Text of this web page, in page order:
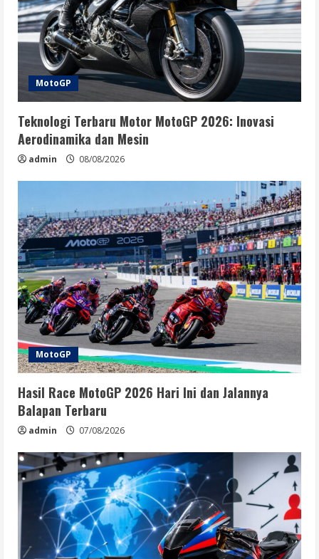
MotoGP
Teknologi Terbaru Motor MotoGP 2026: Inovasi
Aerodinamika dan Mesin
admin 08/08/2026
MotoGP
Hasil Race MotoGP 2026 Hari Ini dan Jalannya
Balapan Terbaru
admin 07/08/2026